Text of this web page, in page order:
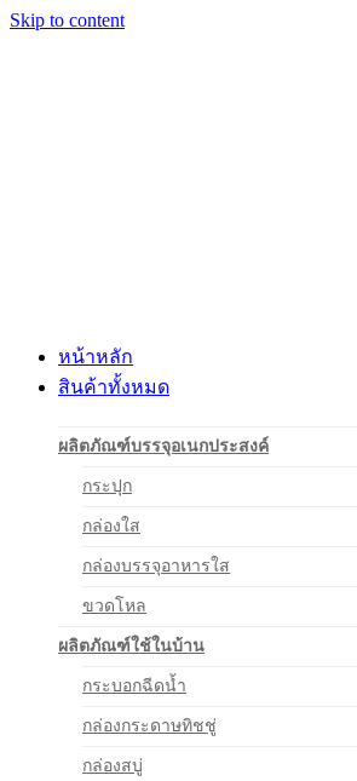
Skip to content
หน้าหลัก
สินค้าทั้งหมด
ผลิตภัณฑ์บรรจุอเนกประสงค์
กระปุก
กล่องใส
กล่องบรรจุอาหารใส
ขวดโหล
ผลิตภัณฑ์ใช้ในบ้าน
กระบอกฉีดน้ำ
กล่องกระดาษทิชชู่
กล่องสบู่